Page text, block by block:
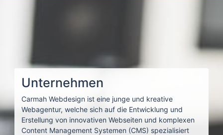
Unternehmen
Carmah Webdesign ist eine junge und kreative
Webagentur, welche sich auf die Entwicklung und
Erstellung von innovativen Webseiten und komplexen
Content Management Systemen (CMS) spezialisiert